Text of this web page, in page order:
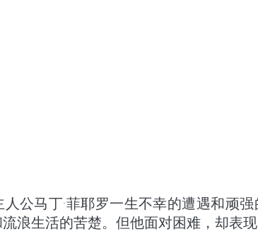
公马丁·菲耶罗一生不幸的遭遇和顽
浪生活的苦楚。但他面对困难，却表现